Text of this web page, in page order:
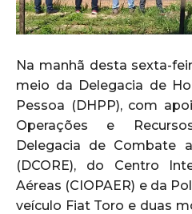
Na manhã desta sexta-
meio da Delegacia de
Pessoa (DHPP), com
Operações e
Delegacia de Combate
(DCORE), do Centro
Aéreas (CIOPAER) e da
veículo Fiat Toro e duas